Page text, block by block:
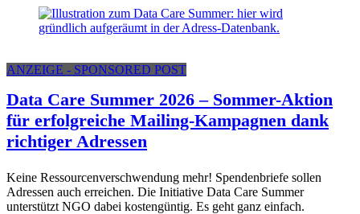
ANZEIGE - SPONSORED POST
Data Care Summer 2026 – Sommer-Aktion
für erfolgreiche Mailing-Kampagnen dank
richtiger Adressen
Keine Ressourcenverschwendung mehr! Spendenbriefe sollen
Adressen auch erreichen. Die Initiative Data Care Summer
unterstützt NGO dabei kostengüntig. Es geht ganz einfach.